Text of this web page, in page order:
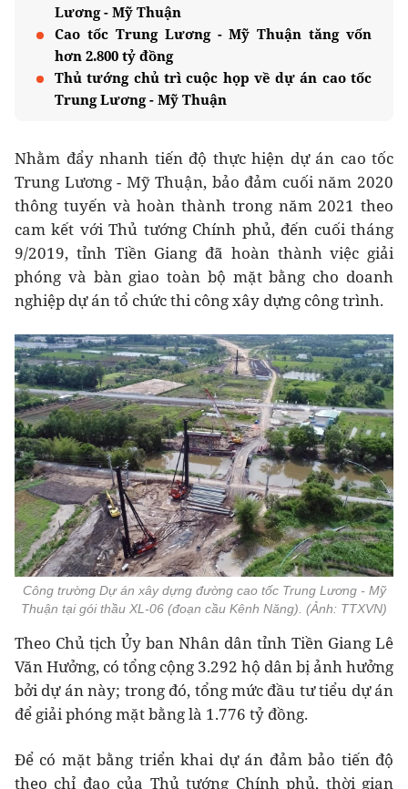
Lương - Mỹ Thuận
Cao tốc Trung Lương - Mỹ Thuận tăng vốn
hơn 2.800 tỷ đồng
Thủ tướng chủ trì cuộc họp về dự án cao tốc
Trung Lương - Mỹ Thuận
Nhằm đẩy nhanh tiến độ thực hiện dự án cao tốc
Trung Lương - Mỹ Thuận, bảo đảm cuối năm 2020
thông tuyến và hoàn thành trong năm 2021 theo
cam kết với Thủ tướng Chính phủ, đến cuối tháng
9/2019, tỉnh Tiền Giang đã hoàn thành việc giải
phóng và bàn giao toàn bộ mặt bằng cho doanh
nghiệp dự án tổ chức thi công xây dựng công trình.
Công trường Dự án xây dựng đường cao tốc Trung Lương - Mỹ
Thuận tại gói thầu XL-06 (đoạn cầu Kênh Năng). (Ảnh: TTXVN)
Theo Chủ tịch Ủy ban Nhân dân tỉnh Tiền Giang Lê
Văn Hưởng, có tổng cộng 3.292 hộ dân bị ảnh hưởng
bởi dự án này; trong đó, tổng mức đầu tư tiểu dự án
để giải phóng mặt bằng là 1.776 tỷ đồng.
Để có mặt bằng triển khai dự án đảm bảo tiến độ
theo chỉ đạo của Thủ tướng Chính phủ, thời gian